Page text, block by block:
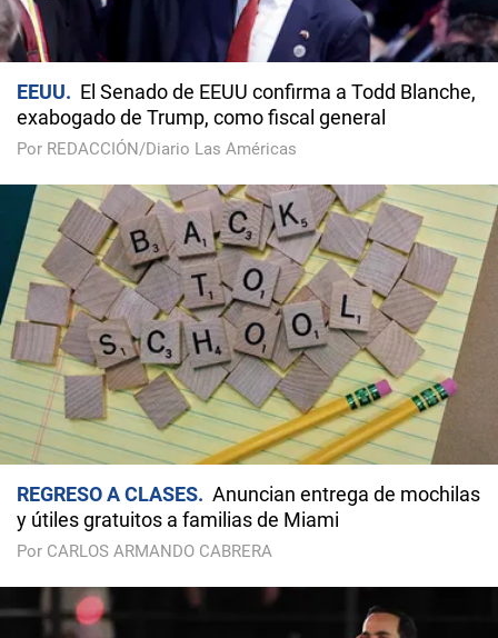
EEUU
El Senado de EEUU confirma a Todd Blanche,
exabogado de Trump, como fiscal general
Por REDACCIÓN/Diario Las Américas
REGRESO A CLASES
Anuncian entrega de mochilas
y útiles gratuitos a familias de Miami
Por CARLOS ARMANDO CABRERA